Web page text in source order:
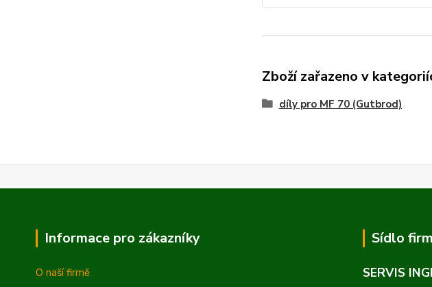
Zboží zařazeno v
díly pro MF 70 (Gutbrod)
Informace pro zákazníky
O naší firmě
Sídlo
SERVIS